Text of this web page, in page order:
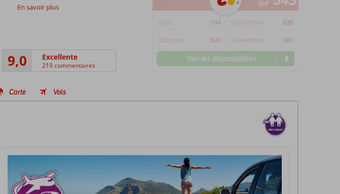
En savoir plus
9,0 Excellente
219 commentaires
àpd
Août 734 Septembre
626
Octobre
526 Novembre 461
Voir les disponibilités
Carte Vols